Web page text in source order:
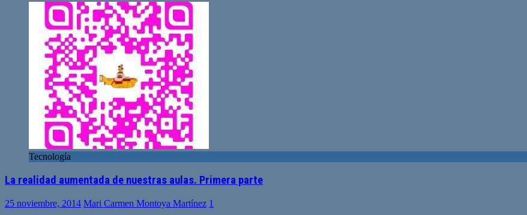
Tecnología
La realidad aumentada de nuestras aulas. Primera parte
25 noviembre, 2014 Mari Carmen Montoya Martínez 1